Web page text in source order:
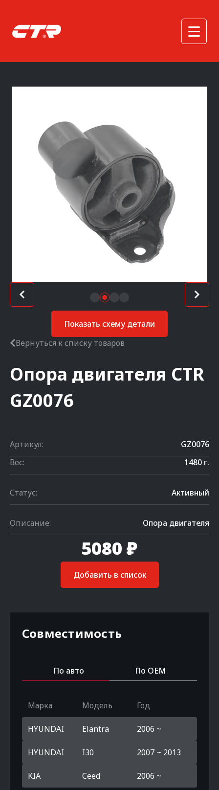
Показать схему детали
Вернуться к списку товаров
Опора двигателя CTR
GZ0076
Артикул:
GZ0076
Вес:
1480 г.
Статус: Активный
Описание: Опора двигателя
5080 ₽
Добавить в список
Совместимость
По авто По OEM
Марка Модель Год
HYUNDAI Elantra 2006 ~
HYUNDAI I30 2007 ~ 2013
KIA Ceed 2006 ~